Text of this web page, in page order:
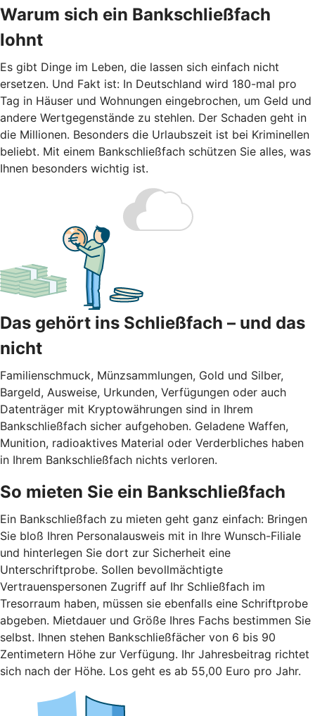
Warum sich ein Bankschließfach
lohnt
Es gibt Dinge im Leben, die lassen sich einfach nicht
ersetzen. Und Fakt ist: In Deutschland wird 180-mal pro
Tag in Häuser und Wohnungen eingebrochen, um Geld und
andere Wertgegenstände zu stehlen. Der Schaden geht in
die Millionen. Besonders die Urlaubszeit ist bei Kriminellen
beliebt. Mit einem Bankschließfach schützen Sie alles, was
Ihnen besonders wichtig ist.
Das gehört ins Schließfach – und das
nicht
Familienschmuck, Münzsammlungen, Gold und Silber,
Bargeld, Ausweise, Urkunden, Verfügungen oder auch
Datenträger mit Kryptowährungen sind in Ihrem
Bankschließfach sicher aufgehoben. Geladene Waffen,
Munition, radioaktives Material oder Verderbliches haben
in Ihrem Bankschließfach nichts verloren.
So mieten Sie ein Bankschließfach
Ein Bankschließfach zu mieten geht ganz einfach: Bringen
Sie bloß Ihren Personalausweis mit in Ihre Wunsch-Filiale
und hinterlegen Sie dort zur Sicherheit eine
Unterschriftprobe. Sollen bevollmächtigte
Vertrauenspersonen Zugriff auf Ihr Schließfach im
Tresorraum haben, müssen sie ebenfalls eine Schriftprobe
abgeben. Mietdauer und Größe Ihres Fachs bestimmen Sie
selbst. Ihnen stehen Bankschließfächer von 6 bis 90
Zentimetern Höhe zur Verfügung. Ihr Jahresbeitrag richtet
sich nach der Höhe. Los geht es ab 55,00 Euro pro Jahr.